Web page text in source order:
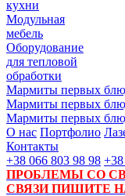
кухни
Модульная
мебель
Оборудование
для тепловой
обработки
Мармиты первых
Мармиты первых
Мармиты первых
О нас Портфолио
Контакты
+38 066 803 98 98
ПРОБЛЕМЫ СО
СВЯЗИ ПИШИТЕ